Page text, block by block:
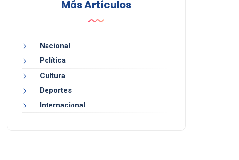
Más Artículos
Nacional
Política
Cultura
Deportes
Internacional